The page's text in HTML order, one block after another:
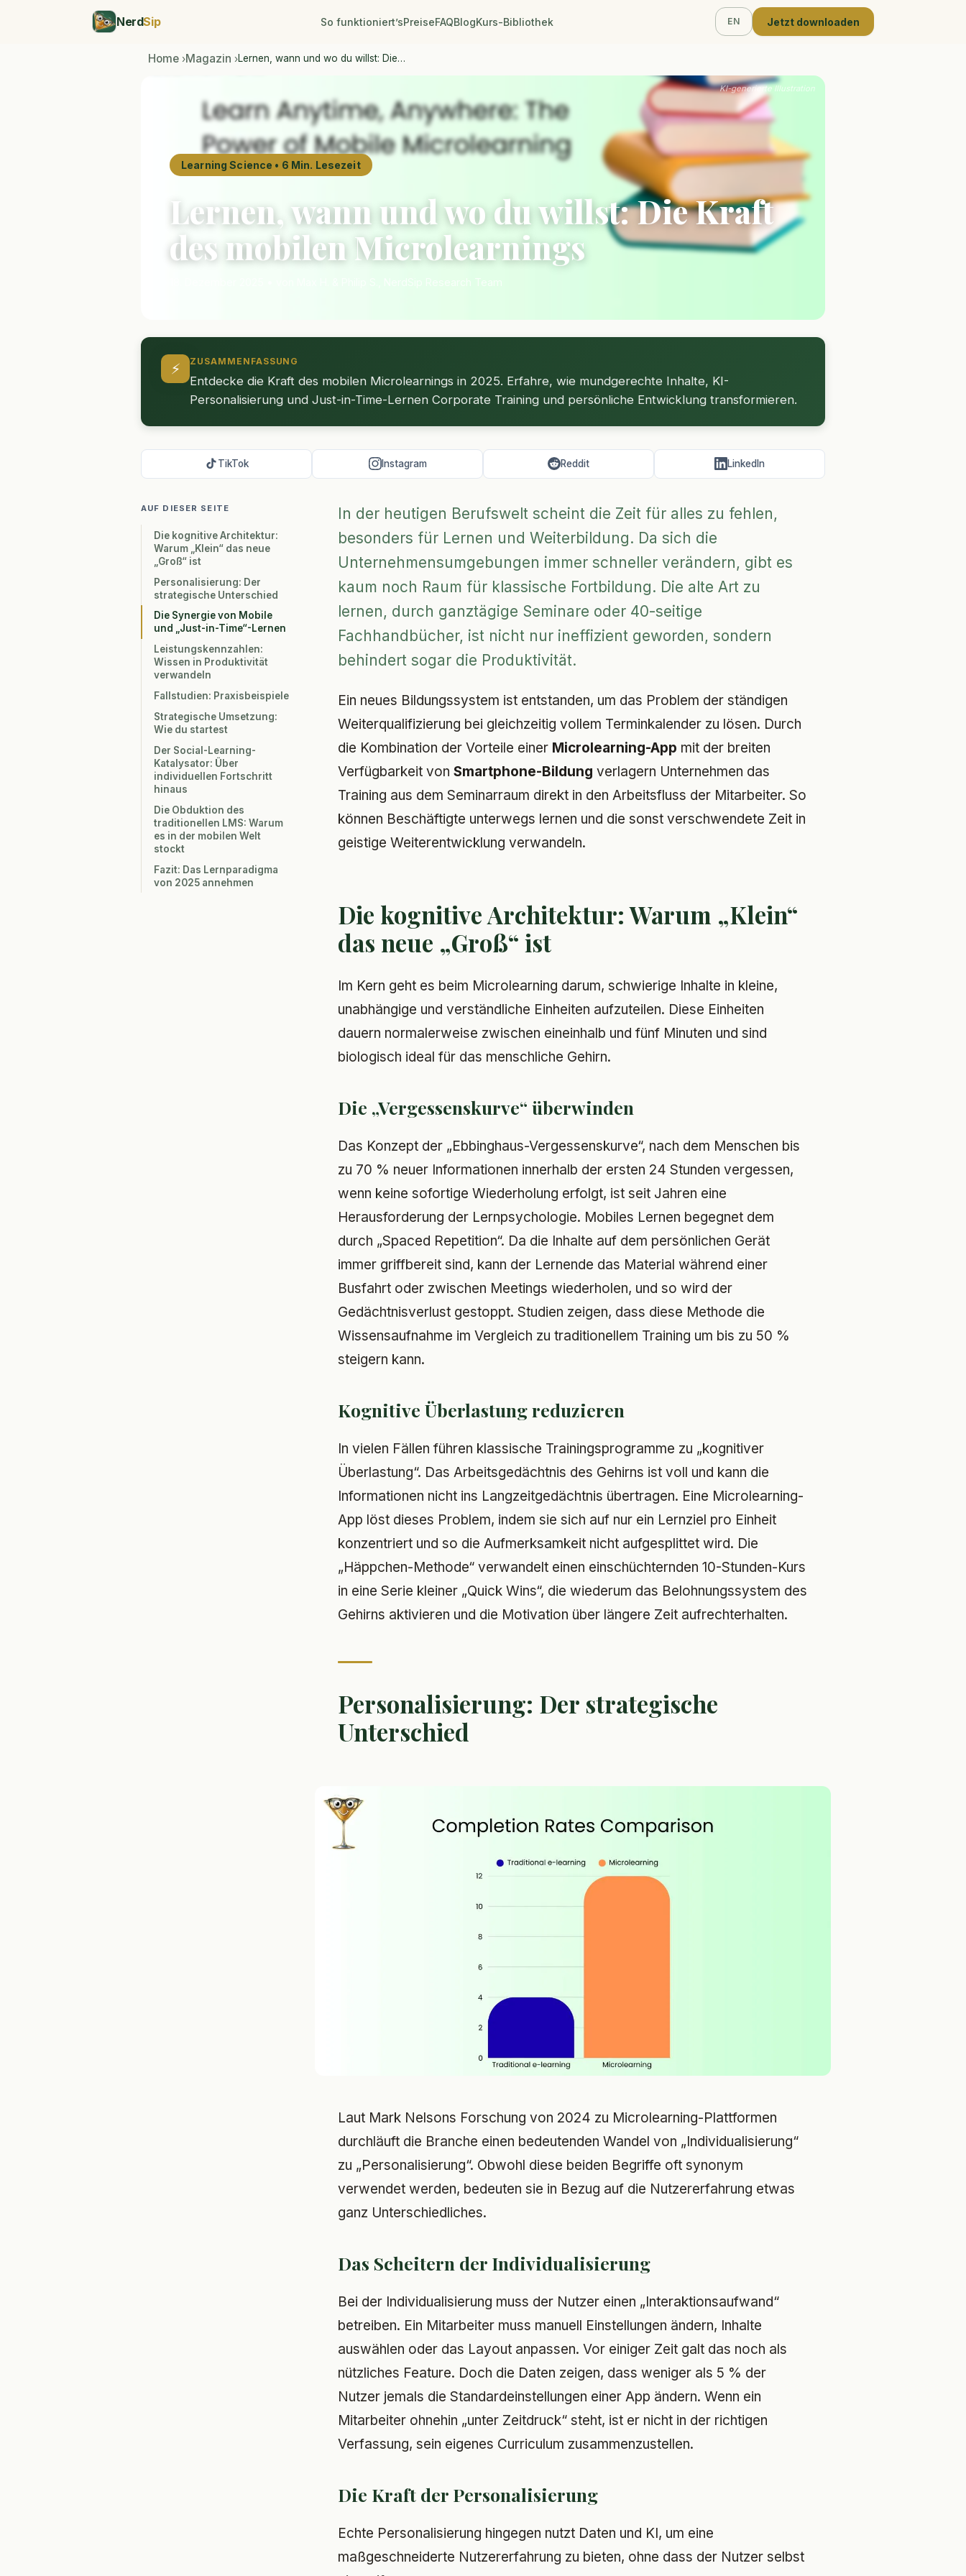
NerdSip So funktioniert’sPreiseFAQBlogKurs-Bibliothek EN Jetzt downloaden
Home ›Magazin ›Lernen, wann und wo du willst: Die…
KI-generierte Illustration
Learning Science • 6 Min. Lesezeit
Lernen, wann und wo du willst: Die Kraft
des mobilen Microlearnings
⚡ ZUSAMMENFASSUNG
Entdecke die Kraft des mobilen Microlearnings in 2025. Erfahre, wie mundgerechte Inhalte, KI-
Personalisierung und Just-in-Time-Lernen Corporate Training und persönliche Entwicklung transformieren.
TikTok Instagram Reddit LinkedIn
AUF DIESER SEITE
Die kognitive Architektur:
Warum „Klein“ das neue
„Groß“ ist
Personalisierung: Der
strategische Unterschied
Die Synergie von Mobile
und „Just-in-Time“-Lernen
Leistungskennzahlen:
Wissen in Produktivität
verwandeln
Fallstudien: Praxisbeispiele
Strategische Umsetzung:
Wie du startest
Der Social-Learning-
Katalysator: Über
individuellen Fortschritt
hinaus
Die Obduktion des
traditionellen LMS: Warum
es in der mobilen Welt
stockt
Fazit: Das Lernparadigma
von 2025 annehmen
In der heutigen Berufswelt scheint die Zeit für alles zu fehlen,
besonders für Lernen und Weiterbildung. Da sich die
Unternehmensumgebungen immer schneller verändern, gibt es
kaum noch Raum für klassische Fortbildung. Die alte Art zu
lernen, durch ganztägige Seminare oder 40-seitige
Fachhandbücher, ist nicht nur ineffizient geworden, sondern
behindert sogar die Produktivität.
Ein neues Bildungssystem ist entstanden, um das Problem der ständigen
Weiterqualifizierung bei gleichzeitig vollem Terminkalender zu lösen. Durch
die Kombination der Vorteile einer Microlearning-App mit der breiten
Verfügbarkeit von Smartphone-Bildung verlagern Unternehmen das
Training aus dem Seminarraum direkt in den Arbeitsfluss der Mitarbeiter. So
können Beschäftigte unterwegs lernen und die sonst verschwendete Zeit in
geistige Weiterentwicklung verwandeln.
Die kognitive Architektur: Warum „Klein“
das neue „Groß“ ist
Im Kern geht es beim Microlearning darum, schwierige Inhalte in kleine,
unabhängige und verständliche Einheiten aufzuteilen. Diese Einheiten
dauern normalerweise zwischen eineinhalb und fünf Minuten und sind
biologisch ideal für das menschliche Gehirn.
Die „Vergessenskurve“ überwinden
Das Konzept der „Ebbinghaus-Vergessenskurve“, nach dem Menschen bis
zu 70 % neuer Informationen innerhalb der ersten 24 Stunden vergessen,
wenn keine sofortige Wiederholung erfolgt, ist seit Jahren eine
Herausforderung der Lernpsychologie. Mobiles Lernen begegnet dem
durch „Spaced Repetition“. Da die Inhalte auf dem persönlichen Gerät
immer griffbereit sind, kann der Lernende das Material während einer
Busfahrt oder zwischen Meetings wiederholen, und so wird der
Gedächtnisverlust gestoppt. Studien zeigen, dass diese Methode die
Wissensaufnahme im Vergleich zu traditionellem Training um bis zu 50 %
steigern kann.
Kognitive Überlastung reduzieren
In vielen Fällen führen klassische Trainingsprogramme zu „kognitiver
Überlastung“. Das Arbeitsgedächtnis des Gehirns ist voll und kann die
Informationen nicht ins Langzeitgedächtnis übertragen. Eine Microlearning-
App löst dieses Problem, indem sie sich auf nur ein Lernziel pro Einheit
konzentriert und so die Aufmerksamkeit nicht aufgesplittet wird. Die
„Häppchen-Methode“ verwandelt einen einschüchternden 10-Stunden-Kurs
in eine Serie kleiner „Quick Wins“, die wiederum das Belohnungssystem des
Gehirns aktivieren und die Motivation über längere Zeit aufrechterhalten.
Personalisierung: Der strategische
Unterschied
Laut Mark Nelsons Forschung von 2024 zu Microlearning-Plattformen
durchläuft die Branche einen bedeutenden Wandel von „Individualisierung“
zu „Personalisierung“. Obwohl diese beiden Begriffe oft synonym
verwendet werden, bedeuten sie in Bezug auf die Nutzererfahrung etwas
ganz Unterschiedliches.
Das Scheitern der Individualisierung
Bei der Individualisierung muss der Nutzer einen „Interaktionsaufwand“
betreiben. Ein Mitarbeiter muss manuell Einstellungen ändern, Inhalte
auswählen oder das Layout anpassen. Vor einiger Zeit galt das noch als
nützliches Feature. Doch die Daten zeigen, dass weniger als 5 % der
Nutzer jemals die Standardeinstellungen einer App ändern. Wenn ein
Mitarbeiter ohnehin „unter Zeitdruck“ steht, ist er nicht in der richtigen
Verfassung, sein eigenes Curriculum zusammenzustellen.
Die Kraft der Personalisierung
Echte Personalisierung hingegen nutzt Daten und KI, um eine
maßgeschneiderte Nutzererfahrung zu bieten, ohne dass der Nutzer selbst